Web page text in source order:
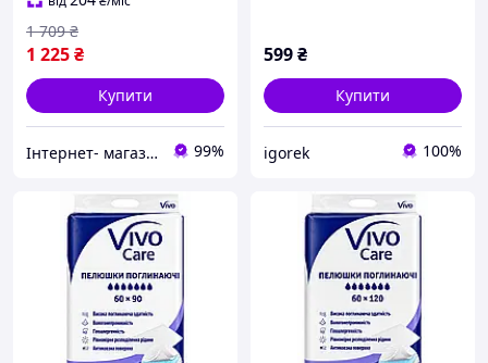
1 225₴
1 709 ₴
Купити
Інтернет- магазин " Товари в Дім" 99%
599₴
Купити
igorek 100%